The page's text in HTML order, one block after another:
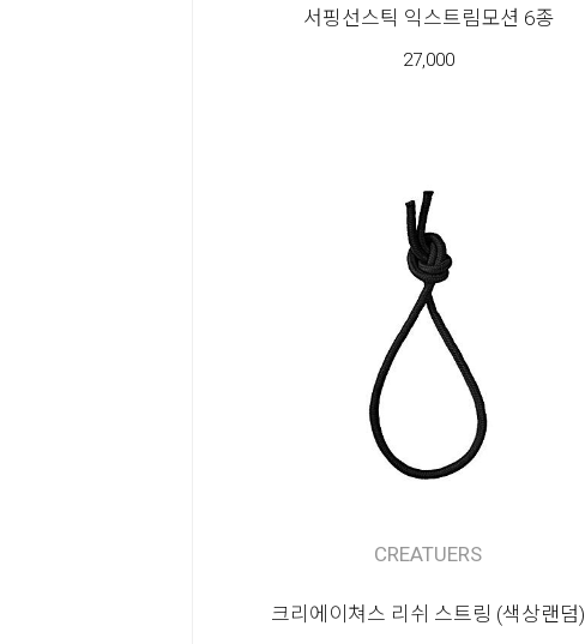
서핑선스틱 익스트림모션 6종
27,000
CREATUERS
크리에이쳐스 리쉬 스트링 (색상랜덤)